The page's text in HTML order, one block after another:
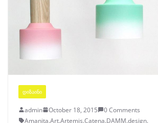
ᲓᲘᲖᲐᲘᲜᲘ
admin October 18, 2015
0 Comments
Amanita,Art,Artemis,Catena,DAMM,design,